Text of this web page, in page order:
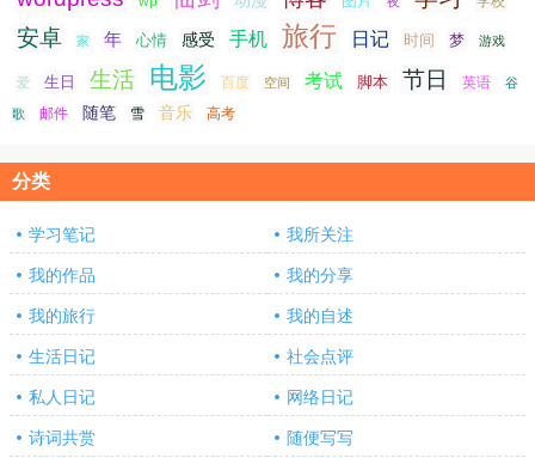
安卓 家 年 心情 感受 手机 旅行 日记 时间 梦 游戏
爱 生日 生活 电影 百度 空间 考试 脚本 节日 英语 谷
歌 邮件 随笔 雪 音乐 高考
分类
学习笔记 我所关注
我的作品 我的分享
我的旅行 我的自述
生活日记 社会点评
私人日记 网络日记
诗词共赏 随便写写